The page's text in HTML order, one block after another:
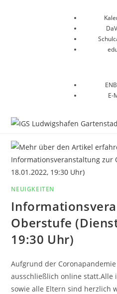
E-
NEUIGKEITEN
Oberstufe
19:30 Uhr)
Aufgrund der
ausschließlich online statt.Alle
sowie alle Eltern sind herzlich